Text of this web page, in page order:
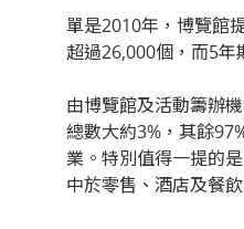
單是2010年，博覽館
超過26,000個，而5年
由博覽館及活動籌辦
總數大約3%，其餘
業。特別值得一提的
中於零售、酒店及餐飲